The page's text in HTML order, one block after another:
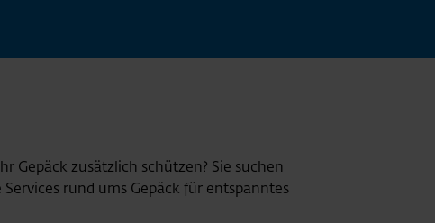
Gepäck zusätzlich schützen? Sie suchen
rund ums Gepäck für entspanntes